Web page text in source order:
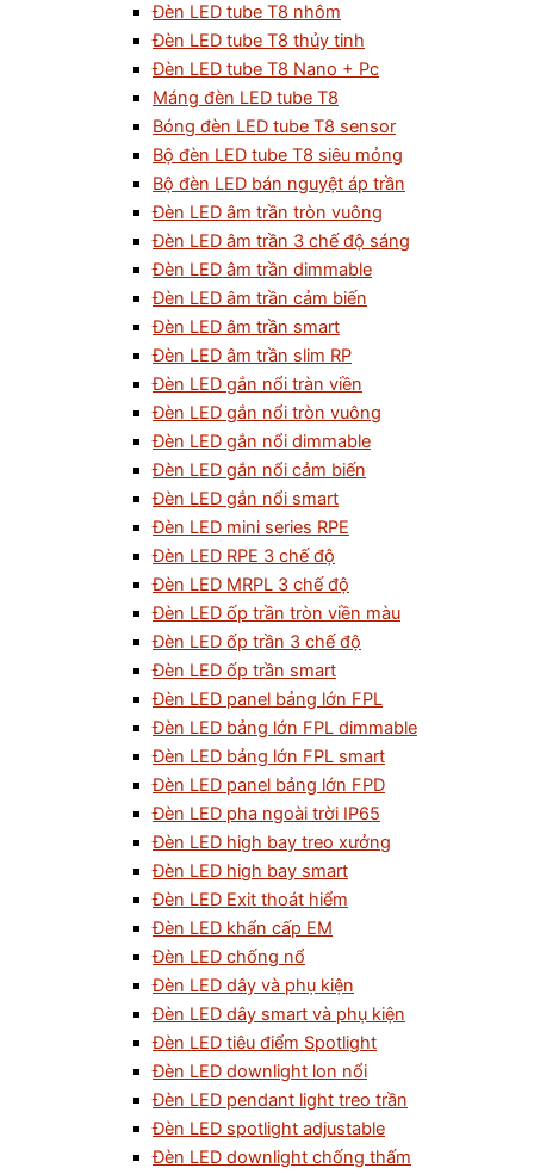
Đèn LED tube T8 nhôm
Đèn LED tube T8 thủy tinh
Đèn LED tube T8 Nano + Pc
Máng đèn LED tube T8
Bóng đèn LED tube T8 sensor
Bộ đèn LED tube T8 siêu mỏng
Bộ đèn LED bán nguyệt áp trần
Đèn LED âm trần tròn vuông
Đèn LED âm trần 3 chế độ sáng
Đèn LED âm trần dimmable
Đèn LED âm trần cảm biến
Đèn LED âm trần smart
Đèn LED âm trần slim RP
Đèn LED gắn nổi tràn viền
Đèn LED gắn nổi tròn vuông
Đèn LED gắn nổi dimmable
Đèn LED gắn nổi cảm biến
Đèn LED gắn nổi smart
Đèn LED mini series RPE
Đèn LED RPE 3 chế độ
Đèn LED MRPL 3 chế độ
Đèn LED ốp trần tròn viền màu
Đèn LED ốp trần 3 chế độ
Đèn LED ốp trần smart
Đèn LED panel bảng lớn FPL
Đèn LED bảng lớn FPL dimmable
Đèn LED bảng lớn FPL smart
Đèn LED panel bảng lớn FPD
Đèn LED pha ngoài trời IP65
Đèn LED high bay treo xưởng
Đèn LED high bay smart
Đèn LED Exit thoát hiểm
Đèn LED khẩn cấp EM
Đèn LED chống nổ
Đèn LED dây và phụ kiện
Đèn LED dây smart và phụ kiện
Đèn LED tiêu điểm Spotlight
Đèn LED downlight lon nổi
Đèn LED pendant light treo trần
Đèn LED spotlight adjustable
Đèn LED downlight chống thấm